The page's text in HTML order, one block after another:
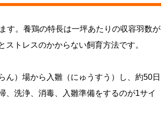
す。養鶏の特長は一坪あたりの収容羽数が
トレスのかからない飼育方法です。
ん）場から入雛（にゅうすう）し、約50日
、洗浄、消毒、入雛準備をするのが1サイ